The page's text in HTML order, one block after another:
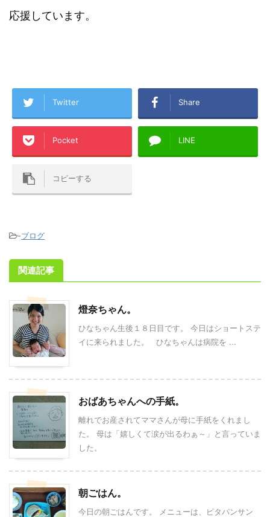
応援しています。
Twitter Share
Pocket LINE
コピーする
-ブログ
関連記事
燈奈ちゃん。
ひなちゃん生後１８日目です。 今日はショートステ
イに来られました。 ひなちゃんは病院を ...
おばあちゃんへの手紙。
離れでお産されてママさんが母に手紙をくれまし
た。 母は「嬉しくて涙が出るわぁ～」と言っていま
した。
朝ごはん。
今日の朝ごはんです。 メニューは、ピタパンサン